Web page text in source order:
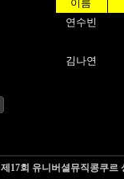
이름
연수빈
김나연
제17회 유니버셜뮤직콩쿠르